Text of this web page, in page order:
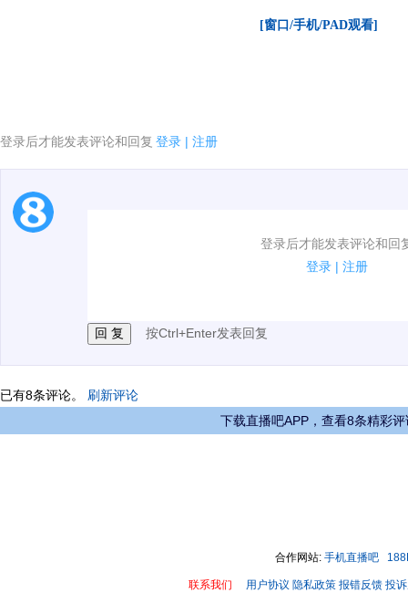
[窗口/手机/PAD观看]
登录后才能发表评论和回复 登录 | 注册
登录后才能发表评论和回
登录 | 注册
1.电脑端新用户可以发表评论了！
按Ctrl+Enter发表回复
已有8条评论。 刷新评论
下载直播吧APP，查看8条精彩评
合作网站: 手机直播吧
联系我们 用户协议 隐私政策 报错反馈 投